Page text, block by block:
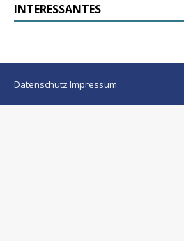
INTERESSANTES
Datenschutz Impressum